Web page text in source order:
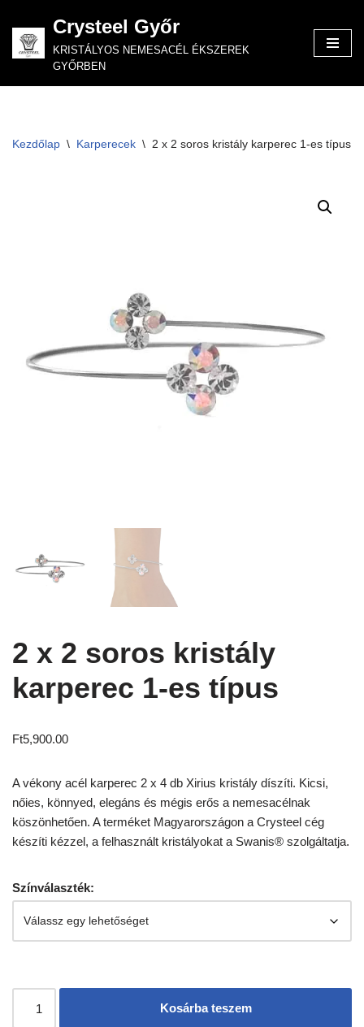
Skip
to
Crysteel Győr
KRISTÁLYOS NEMESACÉL ÉKSZEREK
GYŐRBEN
Kezdőlap \ Karperecek \ 2 x 2 soros kristály karperec 1-es típus
2 x 2 soros kristály
karperec 1-es típus
Ft5,900.00
A vékony acél karperec 2 x 4 db Xirius kristály díszíti. Kicsi,
nőies, könnyed, elegáns és mégis erős a nemesacélnak
köszönhetően. A terméket Magyarországon a Crysteel cég
készíti kézzel, a felhasznált kristályokat a Swanis® szolgáltatja.
Színválaszték:
Kosárba teszem